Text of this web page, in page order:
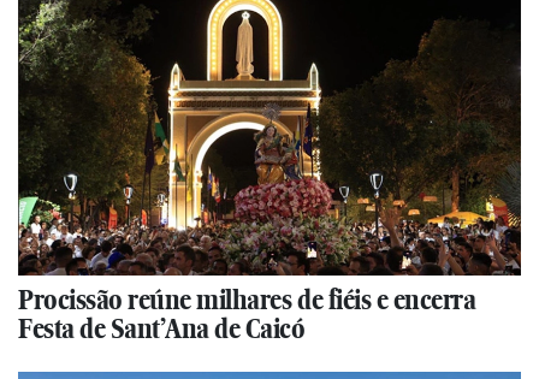
Procissão reúne milhares de fiéis e encerra
Festa de Sant’Ana de Caicó